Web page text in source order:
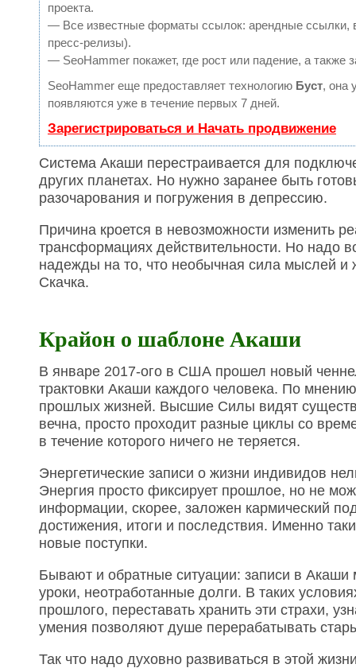
проекта.
— Все известные форматы ссылок: арендные ссылки,
пресс-релизы).
— SeoHammer покажет, где рост или падение, а также
SeoHammer еще предоставляет технологию Буст, она
появляются уже в течение первых 7 дней.
Зарегистрироваться и Начать продвижение
Система Акаши перестраивается для
других планетах. Но нужно заранее быть
разочарования и погружения в депрессию.
Причина кроется в невозможности изменить
трансформациях действительности. Но надо
надежды на то, что необычная сила мыслей и
Скачка.
Крайон о шаблоне Акаши
В январе 2017-ого в США прошел новый
трактовки Акаши каждого человека. По
прошлых жизней. Высшие Силы видят
вечна, просто проходит разные циклы со
в течение которого ничего не теряется.
Энергетические записи о жизни индивидов
Энергия просто фиксирует прошлое, но не
информации, скорее, заложен кармический
достижения, итоги и последствия. Именно
новые поступки.
Бывают и обратные ситуации: записи в
уроки, неотработанные долги. В таких
прошлого, переставать хранить эти страхи,
умения позволяют душе перерабатывать
Так что надо духовно развиваться в этой